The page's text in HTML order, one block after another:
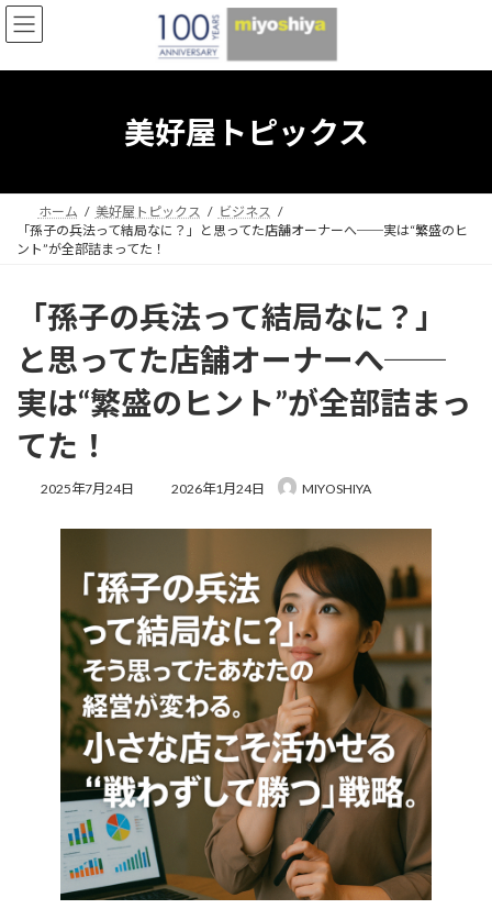
コ
ン
ン
ナ
ビ
ー
美好屋トピックス
ホーム 美好屋トピックス
ビジネス
「孫子の兵法って結局なに？」と思ってた店舗オーナーへ──実は“繁盛のヒ
ント”が全部詰まってた！
「孫子の兵法って結局なに？」
と思ってた店舗オーナーへ──
実は“繁盛のヒント”が全部詰まっ
てた！
2025年7月24日
最
時
:
2026年1月24日 MIYOSHIYA